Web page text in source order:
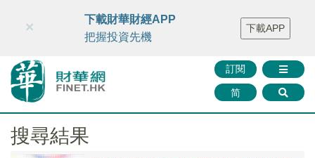
財華智庫網 FINTV FINMETA 財華證券 媒體矩陣
智庫沙龍
聯絡我們
訂閱
简
×
下載財華財經APP
把握投資先機
下載APP
搜尋結果